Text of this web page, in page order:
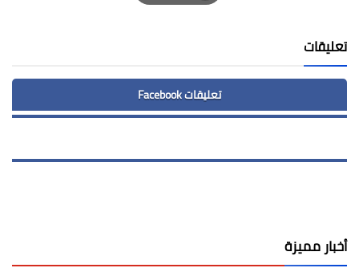
Print
تعليقات
تعليقات Facebook
أخبار مميزة